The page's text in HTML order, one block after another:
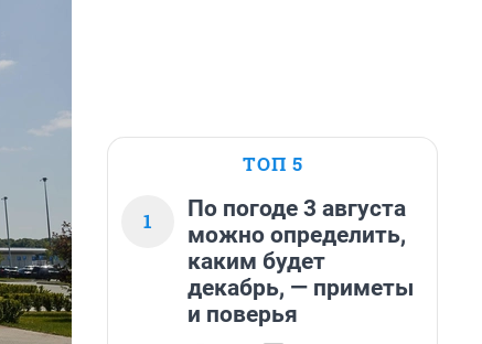
ТОП 5
1
По погоде 3 августа
можно определить,
каким будет
декабрь, — приметы
и поверья